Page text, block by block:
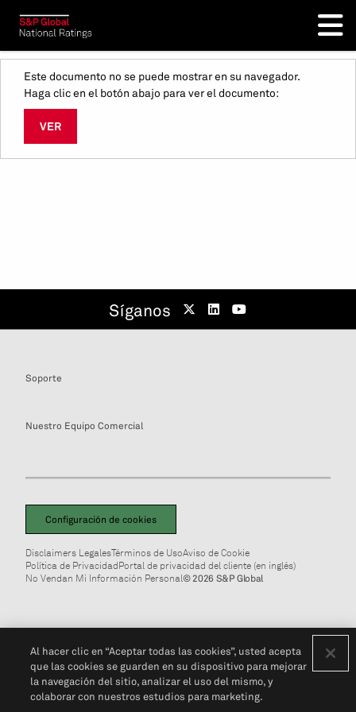
Este documento no se puede mostrar en su navegador.
Haga clic en el botón abajo para ver el documento:
VER
Síganos
Soporte
Nuestro Equipo Comercial
Configuración de cookies
Disclaimers LegalesTérminos de UsoAviso de Cookie
Política de PrivacidadPortal de privacidad del cliente (en inglés)
No Vendan Mi Información Personal© 2026 S&P Global
Al hacer clic en “Aceptar todas las cookies”, usted acepta
que las cookies se guarden en su dispositivo para mejorar
la navegación del sitio, analizar el uso del mismo, y
colaborar con nuestros estudios para marketing.